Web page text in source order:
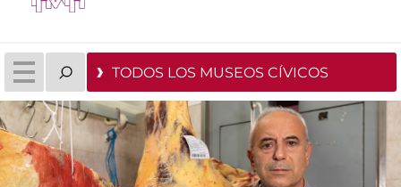
TODOS LOS MUSEOS CÍVICOS